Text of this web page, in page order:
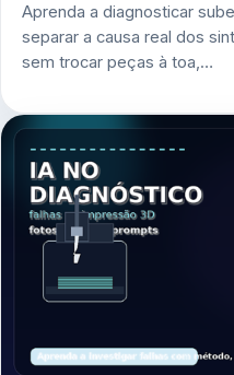
Aprenda a diagnosticar
separar a causa real dos
sem trocar peças à toa,…